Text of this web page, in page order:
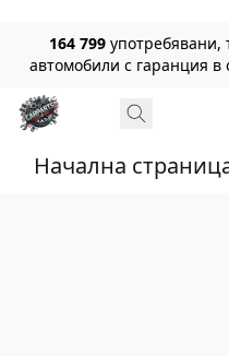
164 799 употребявани,
автомобили с гаранция
Начална